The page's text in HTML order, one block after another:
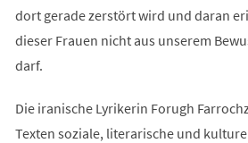
dort gerade zerstört wird und daran
dieser Frauen nicht aus unserem
darf.
Die iranische Lyrikerin Forugh
Texten soziale, literarische und